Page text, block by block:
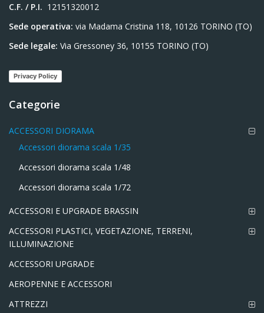
C.F. / P.I. 12151320012
Sede operativa: via Madama Cristina 118, 10126 TORINO (TO)
Sede legale: Via Gressoney 36, 10155 TORINO (TO)
Privacy Policy
Categorie
ACCESSORI DIORAMA
Accessori diorama scala 1/35
Accessori diorama scala 1/48
Accessori diorama scala 1/72
ACCESSORI E UPGRADE BRASSIN
ACCESSORI PLASTICI, VEGETAZIONE, TERRENI,
ILLUMINAZIONE
ACCESSORI UPGRADE
AEROPENNE E ACCESSORI
ATTREZZI